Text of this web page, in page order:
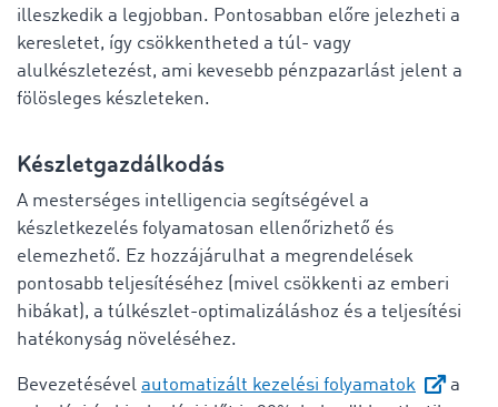
illeszkedik a legjobban. Pontosabban előre jelezheti a
keresletet, így csökkentheted a túl- vagy
alulkészletezést, ami kevesebb pénzpazarlást jelent a
fölösleges készleteken.
Készletgazdálkodás
A mesterséges intelligencia segítségével a
készletkezelés folyamatosan ellenőrizhető és
elemezhető. Ez hozzájárulhat a megrendelések
pontosabb teljesítéséhez (mivel csökkenti az emberi
hibákat), a túlkészlet-optimalizáláshoz és a teljesítési
hatékonyság növeléséhez.
Bevezetésével automatizált kezelési folyamatok
a